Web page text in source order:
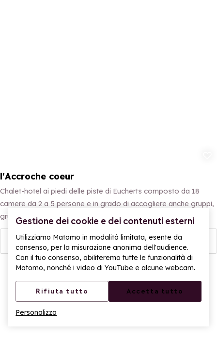
Gestione dei cookie e dei contenuti esterni
Utilizziamo Matomo in modalità limitata, esente da
consenso, per la misurazione anonima dell'audience.
Con il tuo consenso, abiliteremo tutte le funzionalità di
Matomo, nonché i video di YouTube e alcune webcam.
Rifiuta tutto Accetta tutto
Personalizza
l'Accroche coeur
Chalet-hotel ai piedi delle piste di Eucherts composto da 18
camere da 2 a 5 persone e in grado di accogliere anche gruppi,
gruppi aziendali e associazioni.
Vedi i dettagli